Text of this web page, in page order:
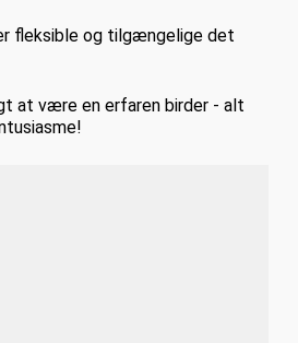
fleksible og tilgængelige det
at være en erfaren birder - alt